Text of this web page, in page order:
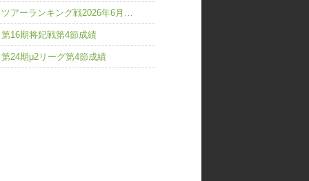
ツアーランキング戦2026年6月…
第16期将妃戦第4節成績
第24期μ2リーグ第4節成績